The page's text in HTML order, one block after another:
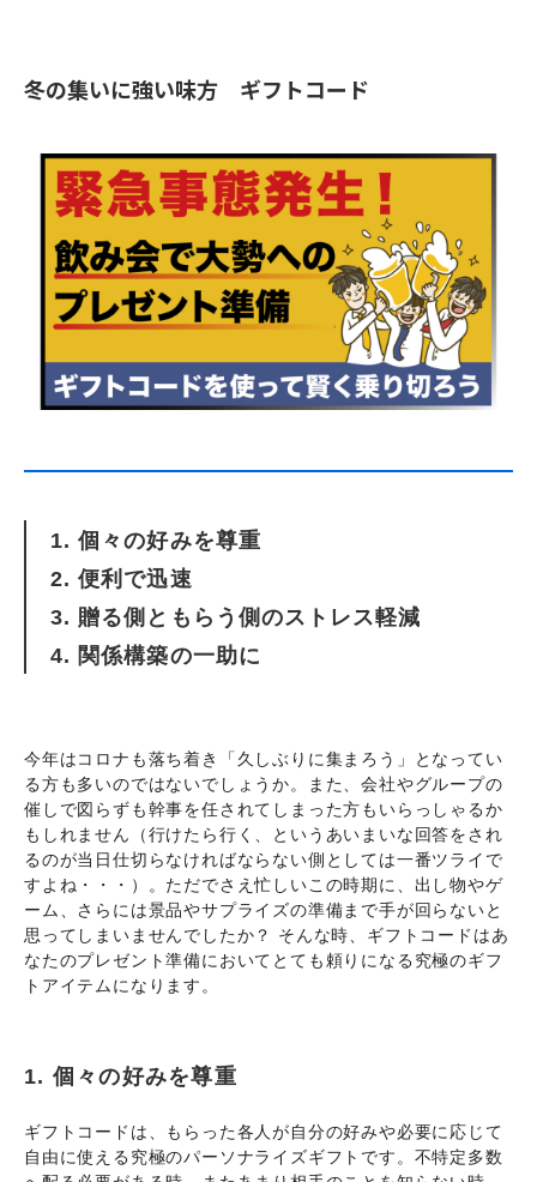
冬の集いに強い味方 ギフトコード
1. 個々の好みを尊重
2. 便利で迅速
3. 贈る側ともらう側のストレス軽減
4. 関係構築の一助に
今年はコロナも落ち着き「久しぶりに集まろう」となってい
る方も多いのではないでしょうか。また、会社やグループの
催しで図らずも幹事を任されてしまった方もいらっしゃるか
もしれません（行けたら行く、というあいまいな回答をされ
るのが当日仕切らなければならない側としては一番ツライで
すよね・・・）。ただでさえ忙しいこの時期に、出し物やゲ
ーム、さらには景品やサプライズの準備まで手が回らないと
思ってしまいませんでしたか？ そんな時、ギフトコードはあ
なたのプレゼント準備においてとても頼りになる究極のギフ
トアイテムになります。
1. 個々の好みを尊重
ギフトコードは、もらった各人が自分の好みや必要に応じて
自由に使える究極のパーソナライズギフトです。不特定多数